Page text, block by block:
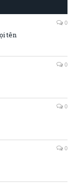
0
tên
0
0
0